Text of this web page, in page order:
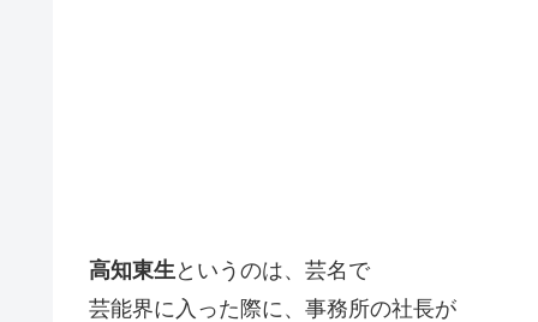
高知東生 というのは、芸名で
芸能界に入った際に、事務所の社長が